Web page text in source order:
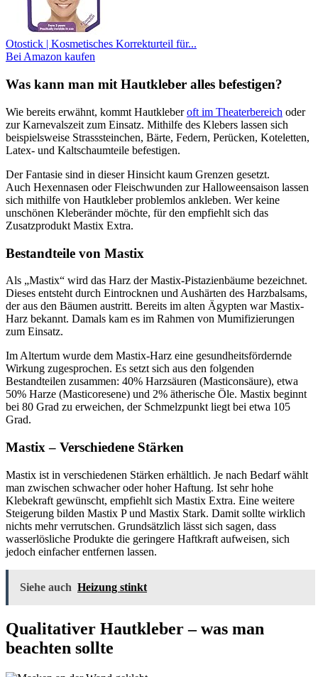
Otostick | Kosmetisches Korrekturteil für...
Bei Amazon kaufen
Was kann man mit Hautkleber alles befestigen?
Wie bereits erwähnt, kommt Hautkleberoft im Theaterbereich oder
zur Karnevalszeit zum Einsatz. Mithilfe des Klebers lassen sich
beispielsweise Strasssteinchen, Bärte, Federn, Perücken, Koteletten,
Latex- und Kaltschaumteile befestigen.
Der Fantasie sind in dieser Hinsicht kaum Grenzen gesetzt.
Auch Hexennasen oder Fleischwunden zur Halloweensaison lassen
sich mithilfe von Hautkleber problemlos ankleben. Wer keine
unschönen Kleberänder möchte, für den empfiehlt sich das
Zusatzprodukt Mastix Extra.
Bestandteile von Mastix
Als „Mastix“ wird das Harz der Mastix-Pistazienbäume bezeichnet.
Dieses entsteht durch Eintrocknen und Aushärten des Harzbalsams,
der aus den Bäumen austritt. Bereits im alten Ägypten war Mastix-
Harz bekannt. Damals kam es im Rahmen von Mumifizierungen
zum Einsatz.
Im Altertum wurde dem Mastix-Harz eine gesundheitsfördernde
Wirkung zugesprochen. Es setzt sich aus den folgenden
Bestandteilen zusammen: 40% Harzsäuren (Masticonsäure), etwa
50% Harze (Masticoresene) und 2% ätherische Öle. Mastix beginnt
bei 80 Grad zu erweichen, der Schmelzpunkt liegt bei etwa 105
Grad.
Mastix – Verschiedene Stärken
Mastix ist in verschiedenen Stärken erhältlich. Je nach Bedarf wählt
man zwischen schwacher oder hoher Haftung. Ist sehr hohe
Klebekraft gewünscht, empfiehlt sich Mastix Extra. Eine weitere
Steigerung bilden Mastix P und Mastix Stark. Damit sollte wirklich
nichts mehr verrutschen. Grundsätzlich lässt sich sagen, dass
wasserlösliche Produkte die geringere Haftkraft aufweisen, sich
jedoch einfacher entfernen lassen.
Siehe auch Heizung stinkt
Qualitativer Hautkleber – was man
beachten sollte